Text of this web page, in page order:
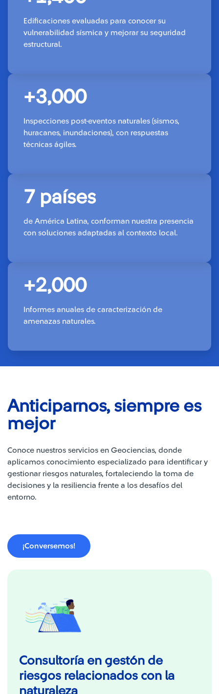
Edificaciones evaluadas para conocer su
vulnerabilidad sísmica y mejorar su seguridad
estructural.
+3,000
Inspecciones post-eventos naturales (sismos,
huracanes, inundaciones), con respuestas
técnicas ágiles.
7 países
de América Latina, conforman nuestra presencia
con soluciones adaptadas al contexto local.
+2,000
Informes anuales de caracterización de
amenazas naturales.
Anticiparnos, siempre es
mejor
Conoce nuestros servicios en Geociencias, donde
aplicamos conocimiento especializado para identificar y
gestionar riesgos naturales, fortaleciendo la toma de
decisiones y la resiliencia frente a los desafíos del
entorno.
¡Conversemos!
Consultoría en gestón de
riesgos relacionados con la
naturaleza